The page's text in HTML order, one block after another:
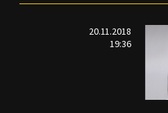
20.11.2018
19:36